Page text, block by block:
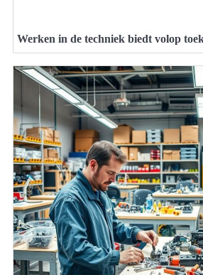
Werken in de techniek biedt volop